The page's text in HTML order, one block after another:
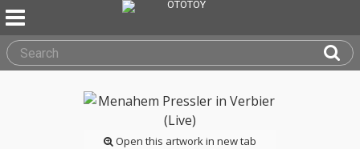
Open this artwork in new tab